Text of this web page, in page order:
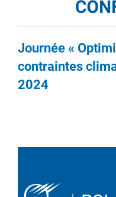
Journée «
contraintes
2024